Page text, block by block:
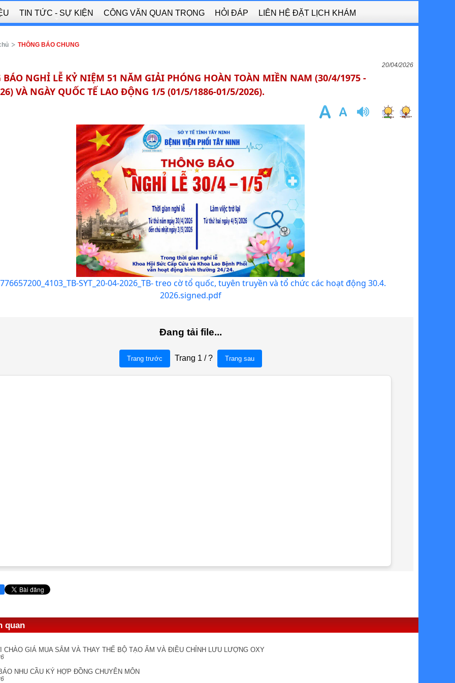
TIN TỨC - SỰ KIỆN CÔNG VĂN QUAN TRỌNG HỎI ĐÁP LIÊN HỆ ĐẶT LỊCH KHÁM
THÔNG BÁO CHUNG
20/04/2026
BÁO NGHỈ LỄ KỶ NIỆM 51 NĂM GIẢI PHÓNG HOÀN TOÀN MIỀN NAM (30/4/1975 -
VÀ NGÀY QUỐC TẾ LAO ĐỘNG 1/5 (01/5/1886-01/5/2026).
SYT_20-04-2026_TB- treo cờ tổ quốc, tuyên truyền và tổ chức các hoạt động 30.4.
2026.signed.pdf
quan
CHÀO GIÁ MUA SẮM VÀ THAY THẾ BỘ TẠO ẨM VÀ ĐIỀU CHỈNH LƯU LƯỢNG OXY
NHU CẦU KÝ HỢP ĐỒNG CHUYÊN MÔN